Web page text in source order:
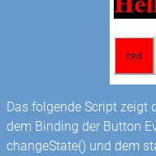
Das folgende Script zeigt
dem Binding der Button
changeState() und dem